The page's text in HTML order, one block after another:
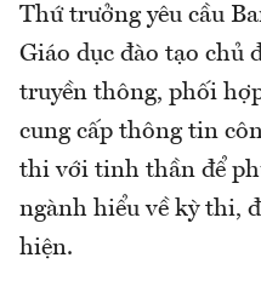
Thứ trưởng yêu cầu
Giáo dục đào tạo chủ
truyền thông, phối
cung cấp thông tin
thi với tinh thần để
ngành hiểu về kỳ thi,
hiện.